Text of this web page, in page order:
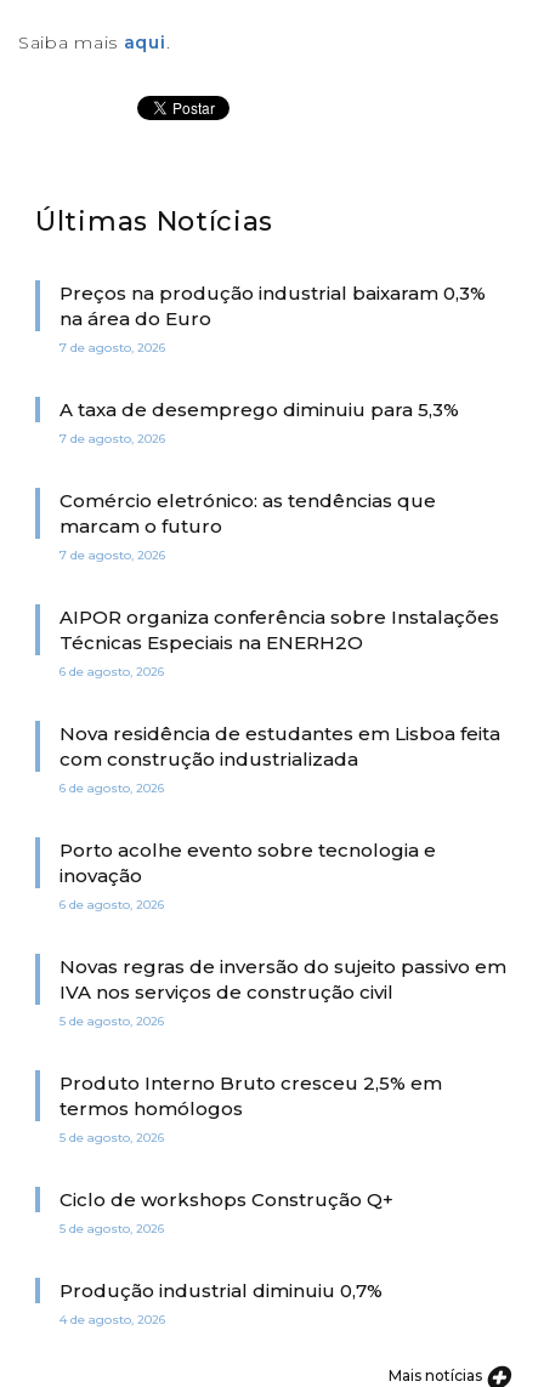
Saiba mais aqui.
Últimas Notícias
Preços na produção industrial baixaram 0,3%
na área do Euro
7 de agosto, 2026
A taxa de desemprego diminuiu para 5,3%
7 de agosto, 2026
Comércio eletrónico: as tendências que
marcam o futuro
7 de agosto, 2026
AIPOR organiza conferência sobre Instalações
Técnicas Especiais na ENERH2O
6 de agosto, 2026
Nova residência de estudantes em Lisboa feita
com construção industrializada
6 de agosto, 2026
Porto acolhe evento sobre tecnologia e
inovação
6 de agosto, 2026
Novas regras de inversão do sujeito passivo em
IVA nos serviços de construção civil
5 de agosto, 2026
Produto Interno Bruto cresceu 2,5% em
termos homólogos
5 de agosto, 2026
Ciclo de workshops Construção Q+
5 de agosto, 2026
Produção industrial diminuiu 0,7%
4 de agosto, 2026
Mais notícias